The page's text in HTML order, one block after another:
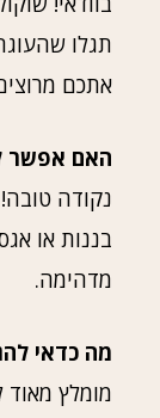
תגלו
אתכם
האם אפשר
נקודה
בננות או
מדהימה.
מה כדאי
מומלץ